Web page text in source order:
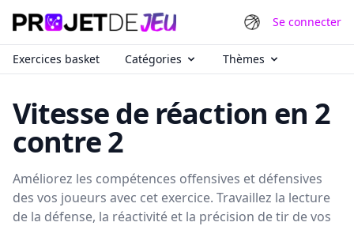
Se connecter
Exercices basket Catégories Thèmes
Vitesse de réaction en 2
contre 2
Améliorez les compétences offensives et défensives
des vos joueurs avec cet exercice. Travaillez la lecture
de la défense, la réactivité et la précision de tir de vos